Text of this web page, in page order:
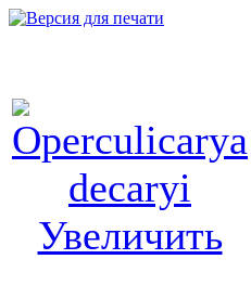
Увеличить